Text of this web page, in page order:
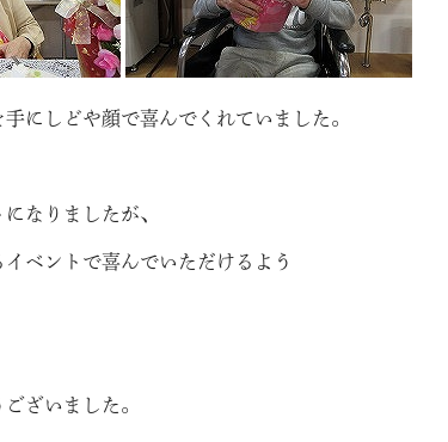
にしどや顔で喜んでくれていました。
なりましたが、
ベントで喜んでいただけるよう
ざいました。